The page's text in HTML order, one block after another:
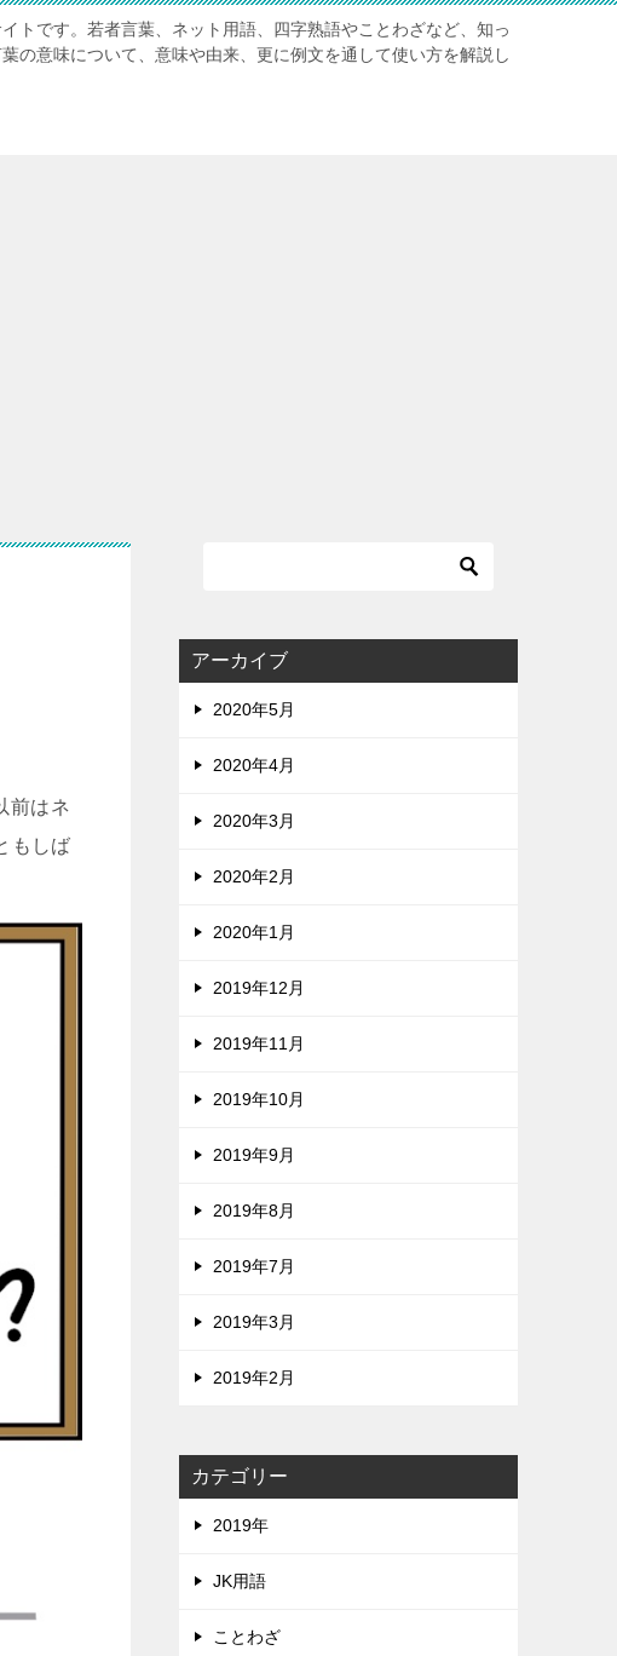
トです。若者言葉、ネット用語、四字熟語やことわざなど、知っ
の意味について、意味や由来、更に例文を通して使い方を解説し
前はネ
もしば
アーカイブ
2020年5月
2020年4月
2020年3月
2020年2月
2020年1月
2019年12月
2019年11月
2019年10月
2019年9月
2019年8月
2019年7月
2019年3月
2019年2月
カテゴリー
2019年
JK用語
ことわざ